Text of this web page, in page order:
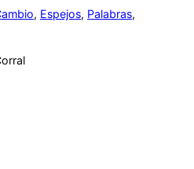
, Espejos, Palabras